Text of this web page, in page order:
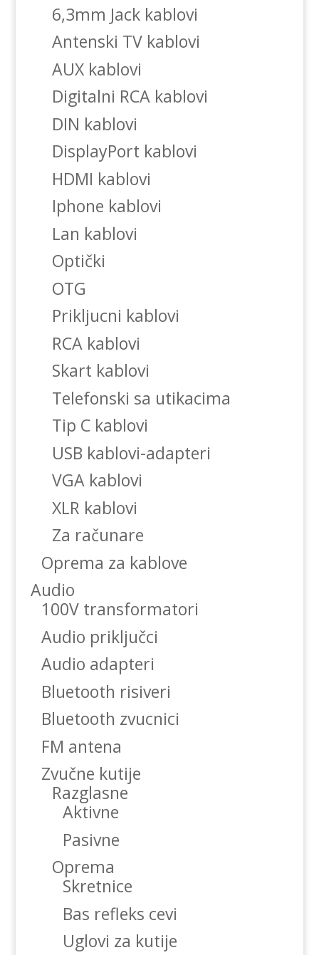
6,3mm Jack kablovi
Antenski TV kablovi
AUX kablovi
Digitalni RCA kablovi
DIN kablovi
DisplayPort kablovi
HDMI kablovi
Iphone kablovi
Lan kablovi
Optički
OTG
Prikljucni kablovi
RCA kablovi
Skart kablovi
Telefonski sa utikacima
Tip C kablovi
USB kablovi-adapteri
VGA kablovi
XLR kablovi
Za računare
Oprema za kablove
Audio
100V transformatori
Audio priključci
Audio adapteri
Bluetooth risiveri
Bluetooth zvucnici
FM antena
Zvučne kutije
Razglasne
Aktivne
Pasivne
Oprema
Skretnice
Bas refleks cevi
Uglovi za kutije